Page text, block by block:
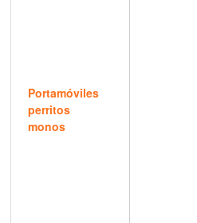
Portamóviles
perritos
monos